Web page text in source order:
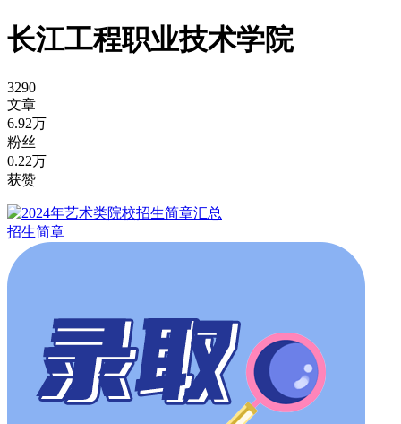
长江工程职业技术学院
3290
文章
6.92万
粉丝
0.22万
获赞
招生简章